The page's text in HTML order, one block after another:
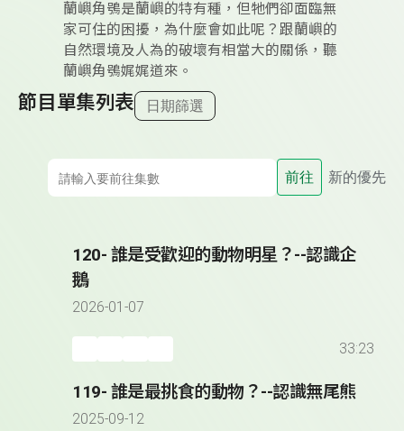
蘭嶼角鴞是蘭嶼的特有種，但牠們卻面臨無
家可住的困擾，為什麼會如此呢？跟蘭嶼的
自然環境及人為的破壞有相當大的關係，聽
蘭嶼角鴞娓娓道來。
節目單集列表 日期篩選
前往 新的優先
120- 誰是受歡迎的動物明星？--認識企
鵝
2026-01-07
33:23
119- 誰是最挑食的動物？--認識無尾熊
2025-09-12